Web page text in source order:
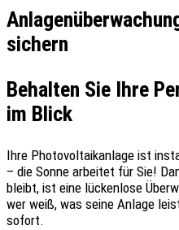
sichern
Behalten Sie Ihre
im Blick
Ihre Photovoltaikanlage ist
– die Sonne arbeitet für Sie!
bleibt, ist eine lückenlose
wer weiß, was seine Anlage
sofort.